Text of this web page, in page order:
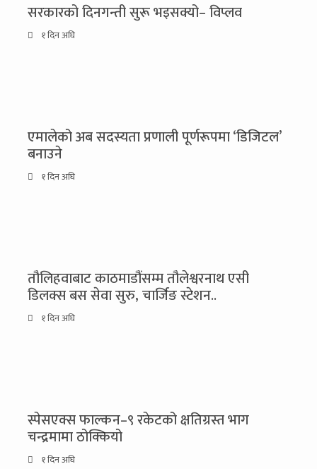
सरकारको दिनगन्ती सुरू भइसक्यो– विप्लव
१ दिन अघि
एमालेको अब सदस्यता प्रणाली पूर्णरूपमा ‘डिजिटल’
बनाउने
१ दिन अघि
तौलिहवाबाट काठमाडौंसम्म तौलेश्वरनाथ एसी
डिलक्स बस सेवा सुरु, चार्जिङ स्टेशन..
१ दिन अघि
स्पेसएक्स फाल्कन–९ रकेटको क्षतिग्रस्त भाग
चन्द्रमामा ठोक्कियो
१ दिन अघि